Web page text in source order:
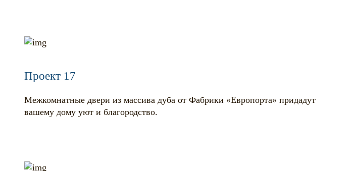
Проект 17
Межкомнатные двери из массива дуба от Фабрики «Европорта» придадут
вашему дому уют и благородство.